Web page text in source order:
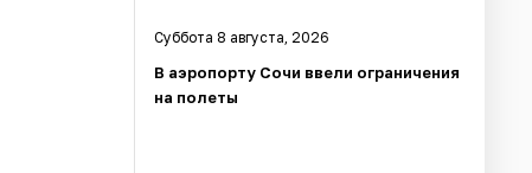
Суббота 8 августа, 2026
В аэропорту Сочи ввели ограничения
на полеты